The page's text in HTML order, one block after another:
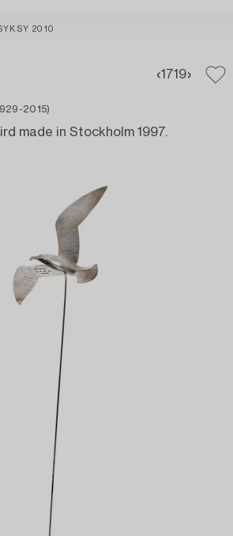
2010
1719
2015)
made in Stockholm 1997.